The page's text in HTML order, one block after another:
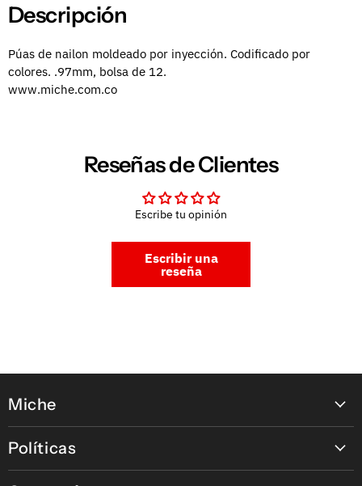
Descripción
Púas de nailon moldeado por inyección. Codificado por
colores. .97mm, bolsa de 12.
www.miche.com.co
Reseñas de Clientes
Escribe tu opinión
Escribir una
reseña
Miche
Nuestras tiendas
Políticas